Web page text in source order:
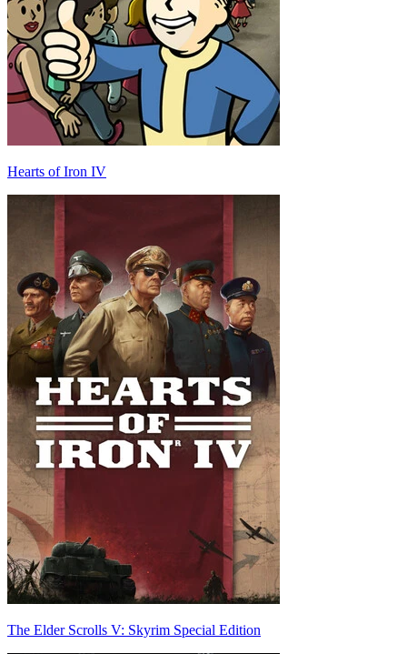
Hearts of Iron IV
The Elder Scrolls V: Skyrim Special Edition